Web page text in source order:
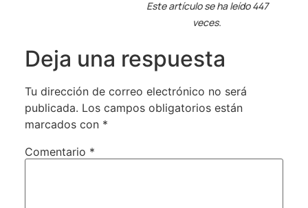
Este artículo se ha leído 447
veces.
Deja una respuesta
Tu dirección de correo electrónico no será
publicada. Los campos obligatorios están
marcados con *
Comentario *